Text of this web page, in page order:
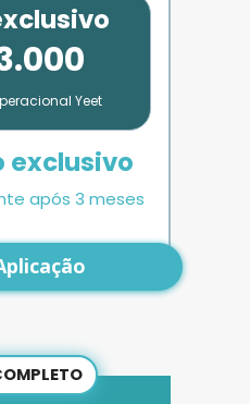
Yeet
exclusivo
após 3 meses